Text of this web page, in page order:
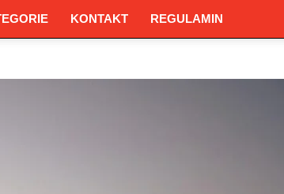
KONTAKT REGULAMIN